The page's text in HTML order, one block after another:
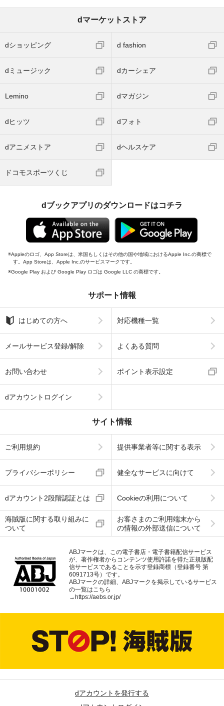
dマーケットストア
dショッピング d fashion
dミュージック dカーシェア
Lemino dマガジン
dヒッツ dフォト
dアニメストア dヘルスケア
ドコモスポーツくじ
dブックアプリのダウンロードはコチラ
Appleのロゴ、App Storeは、米国もしくはその他の国や地域におけるApple Inc.の商標で
す。App Storeは、Apple Inc.のサービスマークです。
Google Play および Google Play ロゴは Google LLC の商標です。
サポート情報
はじめての方へ 対応機種一覧
メールサービス登録/解除 よくある質問
お問い合わせ ポイント表示設定
dアカウントログイン
サイト情報
ご利用規約 提供事業者等に関する表示
プライバシーポリシー 健全なサービスに向けて
dアカウント2段階認証とは Cookieの利用について
海賊版に関する取り組みに
ついて
お客さまのご利用端末から
の情報の外部送信について
ABJマークは、この電子書店・電子書籍配信サービス
が、著作権者からコンテンツ使用許諾を得た正規版配
信サービスであることを示す登録商標（登録番号 第
6091713号）です。
ABJマークの詳細、ABJマークを掲示しているサービス
の一覧はこちら
→https://aebs.or.jp/
dアカウントを発行する